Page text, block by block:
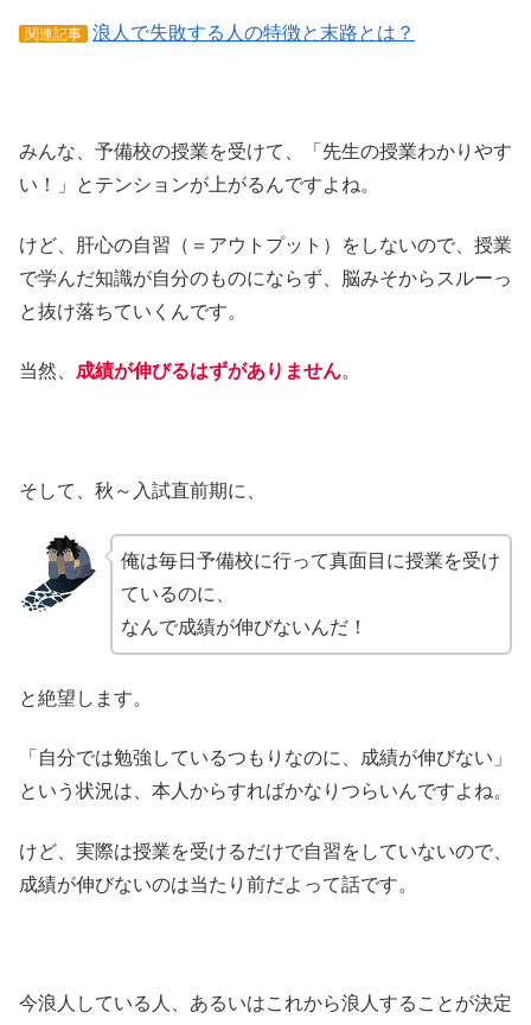
関連記事 浪人で失敗する人の特徴と末路とは？
みんな、予備校の授業を受けて、「先生の授業わかりやす
い！」とテンションが上がるんですよね。
けど、肝心の自習（＝アウトプット）をしないので、授業
で学んだ知識が自分のものにならず、脳みそからスルーっ
と抜け落ちていくんです。
当然、 成績が伸びるはずがありません。
そして、秋～入試直前期に、
俺は毎日予備校に行って真面目に授業を受け
ているのに、
なんで成績が伸びないんだ！
と絶望します。
「自分では勉強しているつもりなのに、成績が伸びない」
という状況は、本人からすればかなりつらいんですよね。
けど、実際は授業を受けるだけで自習をしていないので、
成績が伸びないのは当たり前だよって話です。
今浪人している人、あるいはこれから浪人することが決定